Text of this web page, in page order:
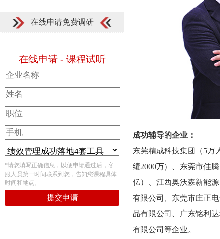
在线申请免费调研
在线申请 - 课程试听
*请您填写正确信息，以便申请通过后，客
服人员第一时间联系到您，告知您课程具体
时间和地点。
提交申请
成功辅导的企业：
东莞精成科技集团（5万
绩2000万）、东莞市佳
亿）、江西奥沃森新能
有限公司、东莞市庄正
品有限公司、广东铭利
有限公司等企业。